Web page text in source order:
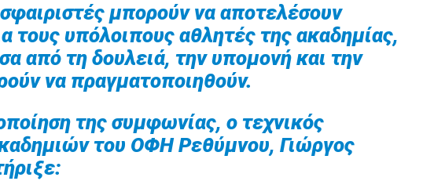
μπορούν να αποτελέσουν
τους υπόλοιπους αθλητές της ακαδημίας,
από τη δουλειά, την υπομονή και την
να πραγματοποιηθούν.
της συμφωνίας, ο τεχνικός
του ΟΦΗ Ρεθύμνου, Γιώργος